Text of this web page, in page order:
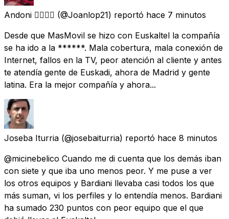
Andoni 🏳️‍🌈🇪🇸 (@Joanlop21) reportó hace 7 minutos
Desde que MasMovil se hizo con Euskaltel la compañía
se ha ido a la ******. Mala cobertura, mala conexión de
Internet, fallos en la TV, peor atención al cliente y antes
te atendía gente de Euskadi, ahora de Madrid y gente
latina. Era la mejor compañía y ahora...
Joseba Iturria (@josebaiturria) reportó hace 8 minutos
@micinebelico Cuando me di cuenta que los demás iban
con siete y que iba uno menos peor. Y me puse a ver
los otros equipos y Bardiani llevaba casi todos los que
más suman, vi los perfiles y lo entendía menos. Bardiani
ha sumado 230 puntos con peor equipo que el que